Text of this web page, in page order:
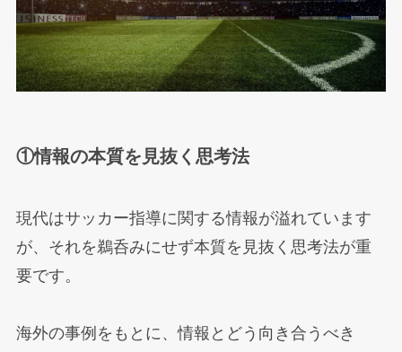
①情報の本質を見抜く思考法
現代はサッカー指導に関する情報が溢れています
が、それを鵜呑みにせず本質を見抜く思考法が重
要です。
海外の事例をもとに、情報とどう向き合うべき